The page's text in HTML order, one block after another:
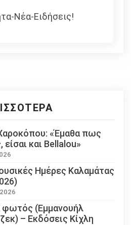
Νέα-Ειδήσεις!
«Έμαθα πως
είσαι και Bellalou»
Ημέρες Καλαμάτας
(Εμμανουήλ
– Εκδόσεις Κίχλη